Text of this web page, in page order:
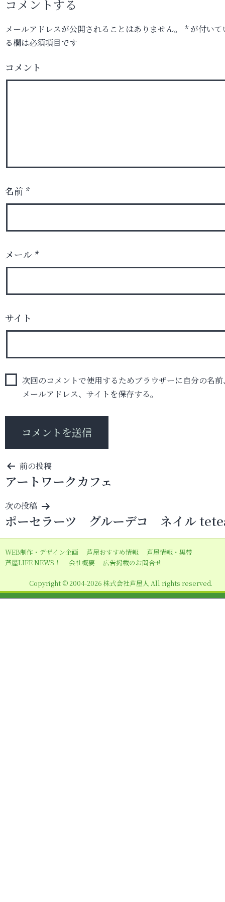
コメントする
メールアドレスが公開されることはありません。 *が付いて
る欄は必須項目です
コメント
名前 *
メール *
サイト
次回のコメントで使用するためブラウザーに自分の名前
メールアドレス、サイトを保存する。
投
稿
ナ
ビ
ゲ
ー
シ
ン
前の投稿
アートワークカフェ
次の投稿
ポーセラーツ グルーデコ ネイル
WEB制作・デザイン企画 芦屋おすすめ情報
芦屋情報・黒帯
芦屋LIFE NEWS！
会社概要 広告掲載のお問合せ
Copyright © 2004-2026 株式会社芦屋人 All rights reserved.